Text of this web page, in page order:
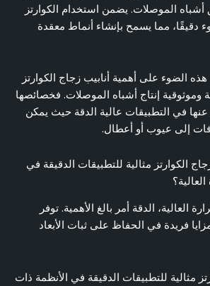
الموصلات. يضمن استخدام الكوارتز
دقيقًا، مما يسمح بإنشاء أنماط معقدة
الضوء على أهمية أنابيب زجاج الكوارتز
إنتاج أشباه الموصلات. فخصائصها
عنها في التطبيقات عالية الدقة حيث يمكن
إلى عيوب أو أعطال.
الكوارتز مثالية للتطبيقات الدقيقة في
العالية، الدقة أمر بالغ الأهمية. توفر
فريدة في الحفاظ على ثبات الأبعاد
مثالية للتطبيقات الدقيقة في الأنظمة ذات